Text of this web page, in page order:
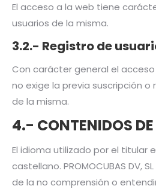
El acceso a la web tiene
usuarios de la misma.
3.2.- Registro de
Con carácter general el
no exige la previa suscripción o
de la misma.
4.- CONTENIDOS DE
El idioma utilizado por el titular
castellano. PROMOCUBAS DV,
de la no comprensión o